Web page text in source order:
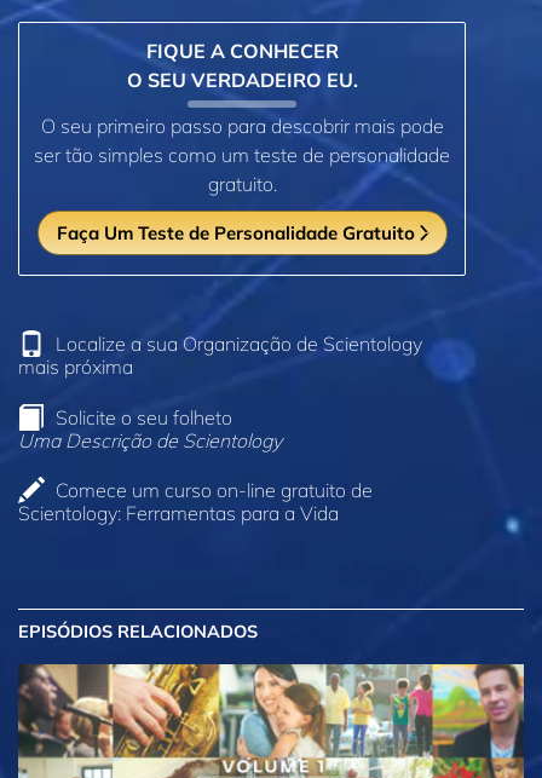
FIQUE A CONHECER
O SEU VERDADEIRO EU.
O seu primeiro passo para descobrir mais pode
ser tão simples como um teste de personalidade
gratuito.
Faça Um Teste de Personalidade Gratuito
Localize a sua Organização de Scientology
mais próxima
Solicite o seu folheto
Uma Descrição de Scientology
Comece um curso on‑line gratuito de
Scientology: Ferramentas para a Vida
EPISÓDIOS RELACIONADOS